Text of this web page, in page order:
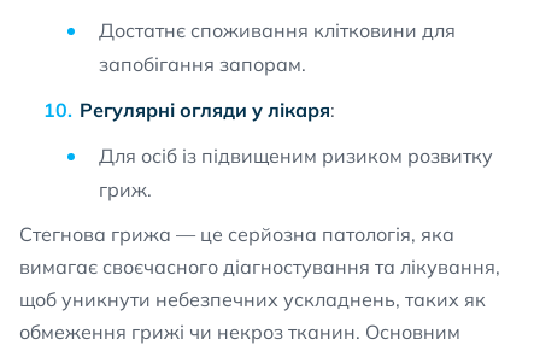
Достатнє споживання клітковини для
запобігання запорам.
Регулярні огляди у лікаря:
Для осіб із підвищеним ризиком розвитку
гриж.
Стегнова грижа — це серйозна патологія, яка
вимагає своєчасного діагностування та лікування,
щоб уникнути небезпечних ускладнень, таких як
обмеження грижі чи некроз тканин. Основним